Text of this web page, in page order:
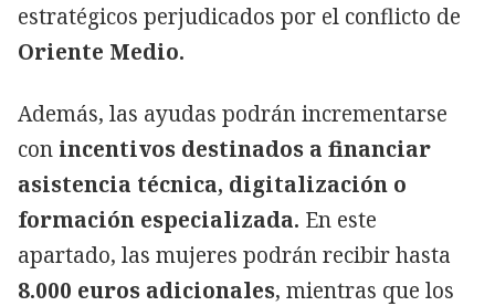
estratégicos perjudicados por el conflicto de
Oriente Medio.
Además, las ayudas podrán incrementarse
con incentivos destinados a financiar
asistencia técnica, digitalización o
formación especializada. En este
apartado, las mujeres podrán recibir hasta
8.000 euros adicionales, mientras que los